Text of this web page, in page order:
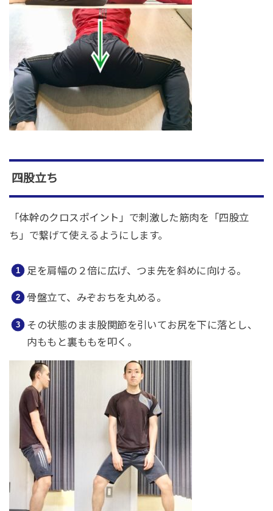
四股立ち
「体幹のクロスポイント」で刺激した筋肉を「四股立
ち」で繋げて使えるようにします。
足を肩幅の２倍に広げ、つま先を斜めに向ける。
骨盤立て、みぞおちを丸める。
その状態のまま股関節を引いてお尻を下に落とし、
内ももと裏ももを叩く。